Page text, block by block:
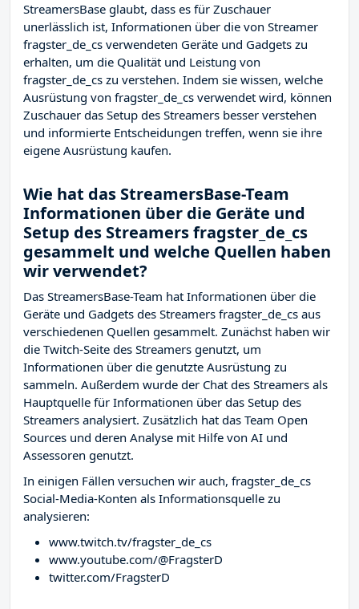
StreamersBase glaubt, dass es für Zuschauer
unerlässlich ist, Informationen über die von Streamer
fragster_de_cs verwendeten Geräte und Gadgets zu
erhalten, um die Qualität und Leistung von
fragster_de_cs zu verstehen. Indem sie wissen, welche
Ausrüstung von fragster_de_cs verwendet wird, können
Zuschauer das Setup des Streamers besser verstehen
und informierte Entscheidungen treffen, wenn sie ihre
eigene Ausrüstung kaufen.
Wie hat das StreamersBase-Team
Informationen über die Geräte und
Setup des Streamers fragster_de_cs
gesammelt und welche Quellen haben
wir verwendet?
Das StreamersBase-Team hat Informationen über die
Geräte und Gadgets des Streamers fragster_de_cs aus
verschiedenen Quellen gesammelt. Zunächst haben wir
die Twitch-Seite des Streamers genutzt, um
Informationen über die genutzte Ausrüstung zu
sammeln. Außerdem wurde der Chat des Streamers als
Hauptquelle für Informationen über das Setup des
Streamers analysiert. Zusätzlich hat das Team Open
Sources und deren Analyse mit Hilfe von AI und
Assessoren genutzt.
In einigen Fällen versuchen wir auch, fragster_de_cs
Social-Media-Konten als Informationsquelle zu
analysieren:
www.twitch.tv/fragster_de_cs
www.youtube.com/@FragsterD
twitter.com/FragsterD